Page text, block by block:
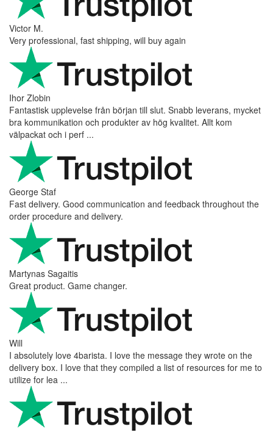
Victor M.
Very professional, fast shipping, will buy again
Ihor Zlobin
Fantastisk upplevelse från början till slut. Snabb leverans, mycket
bra kommunikation och produkter av hög kvalitet. Allt kom
välpackat och i perf ...
George Staf
Fast delivery. Good communication and feedback throughout the
order procedure and delivery.
Martynas Sagaitis
Great product. Game changer.
Will
I absolutely love 4barista. I love the message they wrote on the
delivery box. I love that they compiled a list of resources for me to
utilize for lea ...